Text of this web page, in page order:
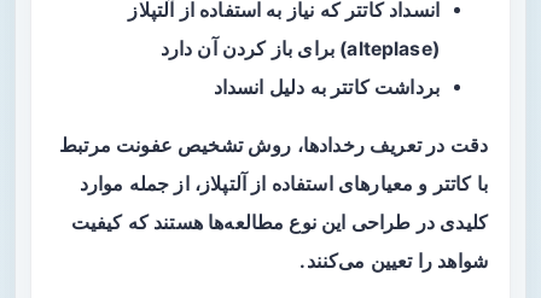
انسداد کاتتر که نیاز به استفاده از آلتپلاز
(alteplase) برای باز کردن آن دارد
برداشت کاتتر به دلیل انسداد
دقت در تعریف رخدادها، روش تشخیص عفونت مرتبط
با کاتتر و معیارهای استفاده از آلتپلاز، از جمله موارد
کلیدی در طراحی این نوع مطالعه‌ها هستند که کیفیت
شواهد را تعیین می‌کنند.